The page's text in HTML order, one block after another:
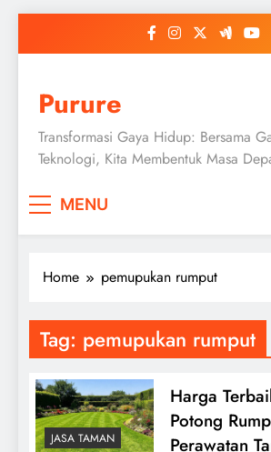
Purure
Transformasi Gaya Hidup: Bersama
Teknologi, Kita Membentuk Masa
MENU
Home pemupukan rumput
Tag: pemupukan rumput
JASA TAMAN
Harga
Potong
Perawatan